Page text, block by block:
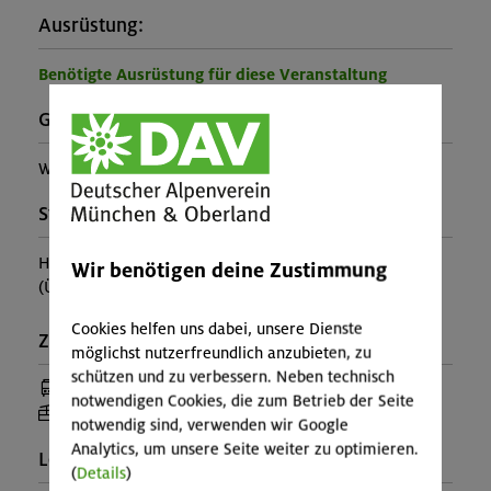
Ausrüstung:
Benötigte Ausrüstung für diese Veranstaltung
Gebirgsgruppe:
Wettersteingebirge
Stützpunkt:
Höllentalangerhütte
(Ü+HP MBZ ca. 67€, Lager ca. 57€)
Zusatzinfo:
(Anreise mit Bus oder Bahn)
(Anreise mit Seilbahn)
Leiter*in:
Wir benötigen deine Zustimmung
Cookies helfen uns dabei, unsere Dienste
möglichst nutzerfreundlich anzubieten, zu
schützen und zu verbessern. Neben technisch
notwendigen Cookies, die zum Betrieb der Seite
notwendig sind, verwenden wir Google
Analytics, um unsere Seite weiter zu optimieren.
(Details)